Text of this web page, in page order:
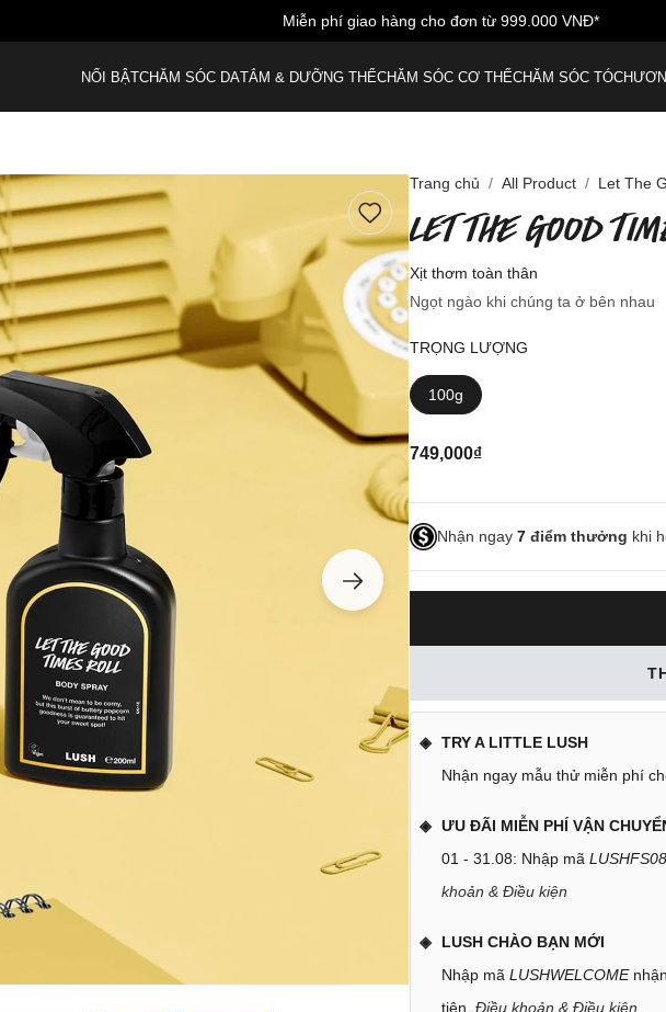
Miễn phí giao hàng cho đơn từ 999.000 VNĐ*
NỔI BẬTCHĂM SÓC DATẮM & DƯỠNG THỂCHĂM SÓC CƠ THỂCHĂM SÓC TÓC
Trang chủ All Product Let The
LET THE GOOD
Xịt thơm toàn thân
Ngọt ngào khi chúng ta ở bên nhau
TRỌNG LƯỢNG
100g
749,000₫
Nhận ngay 7 điểm thưởng khi
TRY A LITTLE LUSH
Nhận ngay mẫu thử miễn phí
ƯU ĐÃI MIỄN PHÍ VẬN
01 - 31.08: Nhập mã LUSHFS08
khoản & Điều kiện
LUSH CHÀO BẠN MỚI
Nhập mã LUSHWELCOME
tiên. Điều khoản & Điều kiện